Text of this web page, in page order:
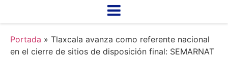
Portada » Tlaxcala avanza como referente nacional
en el cierre de sitios de disposición final: SEMARNAT